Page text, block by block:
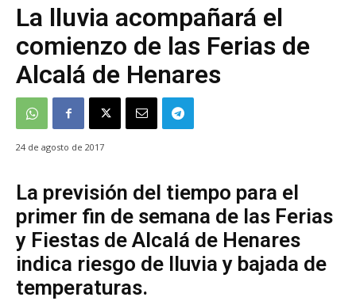
La lluvia acompañará el
comienzo de las Ferias de
Alcalá de Henares
24 de agosto de 2017
La previsión del tiempo para el
primer fin de semana de las Ferias
y Fiestas de Alcalá de Henares
indica riesgo de lluvia y bajada de
temperaturas.